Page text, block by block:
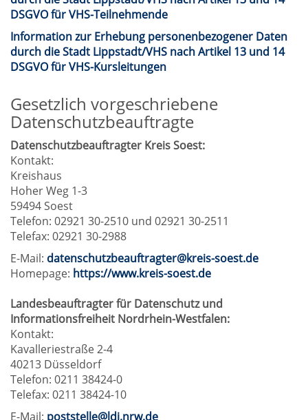
DSGVO für VHS-Teilnehmende
Information zur Erhebung personenbezogener Daten
durch die Stadt Lippstadt/VHS nach Artikel 13 und 14
DSGVO für VHS-Kursleitungen
Gesetzlich vorgeschriebene
Datenschutzbeauftragte
Datenschutzbeauftragter Kreis Soest:
Kontakt:
Kreishaus
Hoher Weg 1-3
59494 Soest
Telefon: 02921 30-2510 und 02921 30-2511
Telefax: 02921 30-2988
E-Mail: datenschutzbeauftragter@kreis-soest.de
Homepage: https://www.kreis-soest.de
Landesbeauftragter für Datenschutz und
Informationsfreiheit Nordrhein-Westfalen:
Kontakt:
Kavalleriestraße 2-4
40213 Düsseldorf
Telefon: 0211 38424-0
Telefax: 0211 38424-10
E-Mail: poststelle@ldi.nrw.de